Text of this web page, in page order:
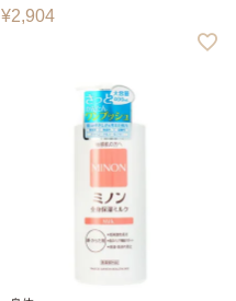
¥2,904